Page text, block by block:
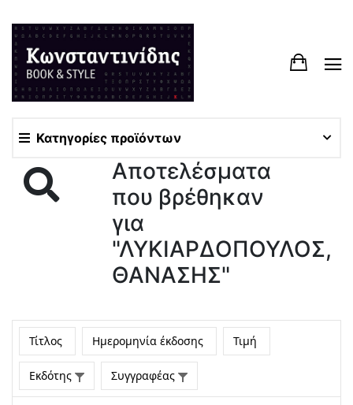
Κατηγορίες προϊόντων
Αποτελέσματα
που βρέθηκαν
για
"ΛΥΚΙΑΡΔΟΠΟΥΛΟΣ,
ΘΑΝΑΣΗΣ"
Τίτλος Ημερομηνία έκδοσης Τιμή
Εκδότης Συγγραφέας